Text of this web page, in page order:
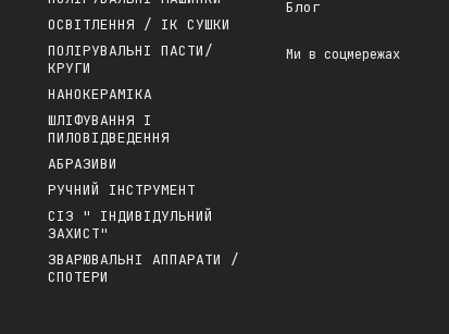
ОСВІТЛЕННЯ / ІК СУШКИ
ПОЛІРУВАЛЬНІ ПАСТИ/
КРУГИ
НАНОКЕРАМІКА
ШЛІФУВАННЯ І
ПИЛОВІДВЕДЕННЯ
АБРАЗИВИ
РУЧНИЙ ІНСТРУМЕНТ
СІЗ " ІНДИВІДУЛЬНИЙ
ЗАХИСТ"
ЗВАРЮВАЛЬНІ АППАРАТИ /
СПОТЕРИ
Блог
Ми в соцмережах